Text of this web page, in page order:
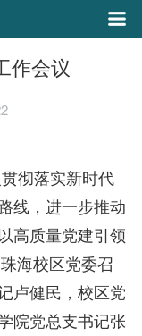
作会议
彻落实新时代
线，进一步推动
高质量党建引领
海校区党委召
卢健民，校区党
院党总支书记张